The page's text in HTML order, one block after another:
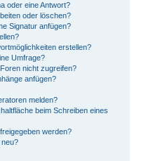
oder eine Antwort?
oder löschen?
Signatur anfügen?
erstellen?
Umfrage?
nicht zugreifen?
anfügen?
melden?
beim Schreiben eines
werden?